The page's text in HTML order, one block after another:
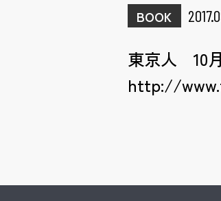
BOOK
東京人 10
http://